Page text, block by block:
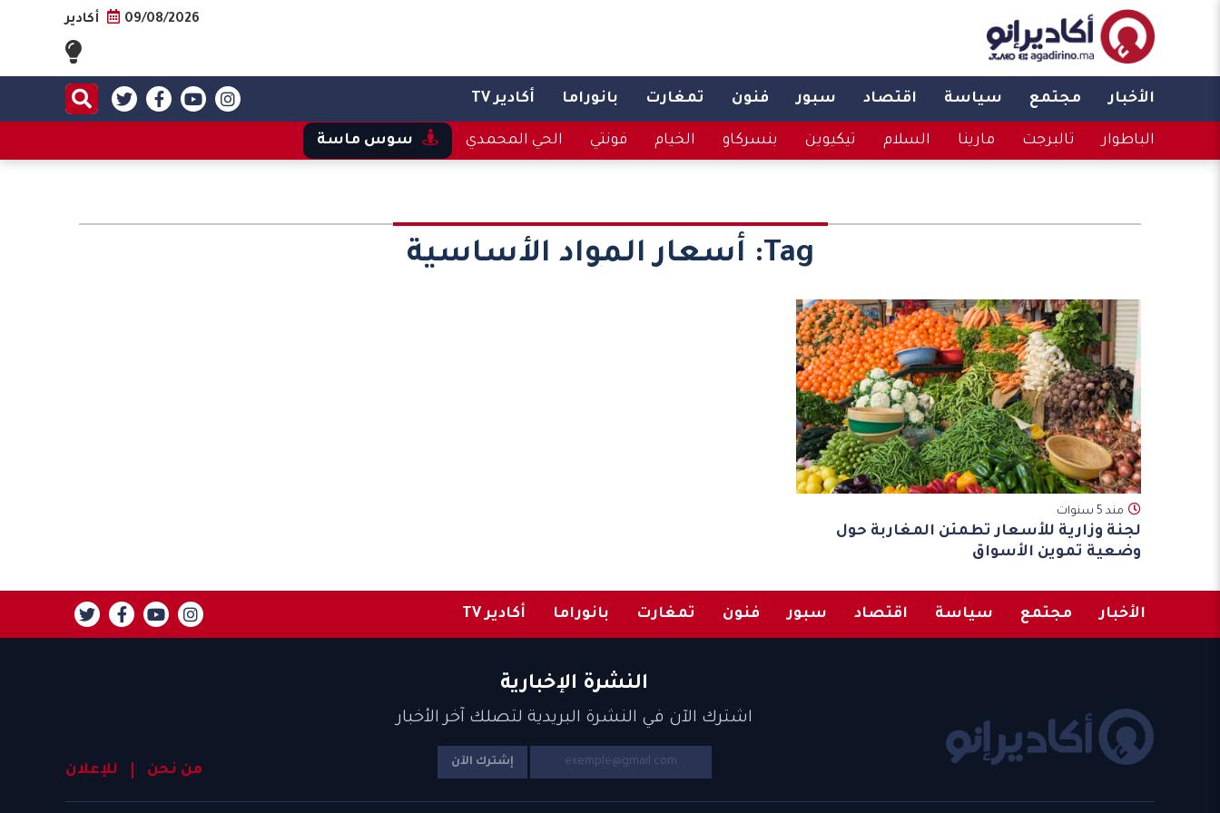
09/08/2026 أكادير
الأخبار مجتمع سياسة اقتصاد سبور فنون تمغارت بانوراما أكادير TV
الباطوار تالبرجت مارينا السلام تيكيوين بنسركاو الخيام فونتي الحي المحمدي سوس ماسة
Tag: أسعار المواد الأساسية
مند 5 سنوات
لجنة وزارية للأسعار تطمئن المغاربة حول
وضعية تموين الأسواق
الأخبار مجتمع سياسة اقتصاد سبور فنون تمغارت بانوراما أكادير TV
النشرة الإخبارية
اشترك الآن في النشرة البريدية لتصلك آخر الأخبار
إشترك الآن من نحن للإعلان